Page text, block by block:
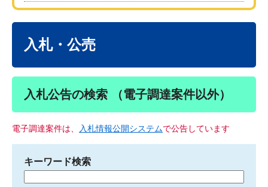
入札・公売
入札公告の検索 （電子調達案件以外）
電子調達案件は、 入札情報公開システムで公告しています
キーワード検索